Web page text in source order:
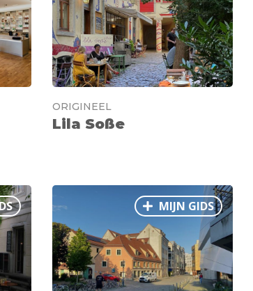
ORIGINEEL
Lila Soße
MIJN GIDS